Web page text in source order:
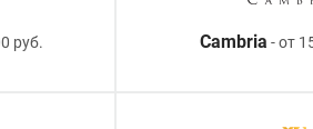
руб. Cambria - от